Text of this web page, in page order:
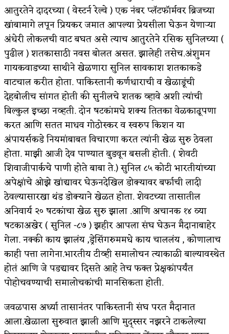
आतुरतेने दादरच्या ( वेस्टर्न रेल्वे ) एक नंबर प्लॅटफॉर्मवर ब्रिजच्या
खांबामागे लपून प्रियकर जमात आपल्या प्रेयसीला घेऊन येणाऱ्या
अंधेरी लोकलची वाट बघत असे त्याच आतुरतेने रसिक सुनिलच्या (
पुढील ) शतकासाठी नवस बोलत असत. झालेही तसेच.अंशुमन
गायकवाडच्या साथीने खेळणारा सुनिल सावकाश शतकाकडे
वाटचाल करीत होता. पाकिस्तानी कर्णधाराची व खेळाडूंची
देहबोलीच सांगत होती की सुनीलचे शतक व्हावे अशी त्यांची
बिल्कुल इच्छा नव्हती. दोन षटकांमधे शक्य तितका वेळकाढूपणा
करत आणि सतत माधव गोठोस्कर व स्वरुप किशन या
अंपायर्सकडे नियमांबाबत विचारणा करत त्यांनी खेळ सुरु ठेवला
होता. माझी आजी देव पाण्यात बुडवून बसली होती. ( शेवटी
शिवाजीपार्कचे पाणी होते बाबा ते.) सुनिल ८५ कोटी भारतीयांच्या
अपेक्षांचे ओझे खांद्यावर घेऊनदेखिल डोक्यावर बर्फाची लादी
ठेवल्यासारखा थंड डोक्याने खेळत होता. शेवटच्या तासातील
अनिवार्य २० षटकांचा खेळ सुरु झाला .आणि अचानक १४ व्या
षटकाअखेर ( सुनिल -८७ ) झहीर आपला संघ घेऊन मैदानाबाहेर
गेला. नक्की काय झालंय ,ड्रेसिंगरुममधे काय चाललंय , कोणालाच
काही पत्ता लागेना.भारतीय टीव्ही समालोचन त्याकाळी बाल्यावस्थेत
होतं आणि जे पडद्यावर दिसते आहे तेच फक्त प्रेक्षकांपर्यंत
पोहोचवण्याची समालोचकांची मानसिकता होती.
जवळपास अर्ध्या तासानंतर पाकिस्तानी संघ परत मैदानात
आला.खेळाला सुरुवात झाली आणि मुद्स्सर नझरने टाकलेल्या